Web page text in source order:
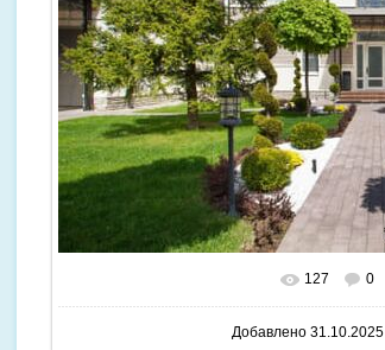
В реальном размере
127 0
Добавлено31.10.2025